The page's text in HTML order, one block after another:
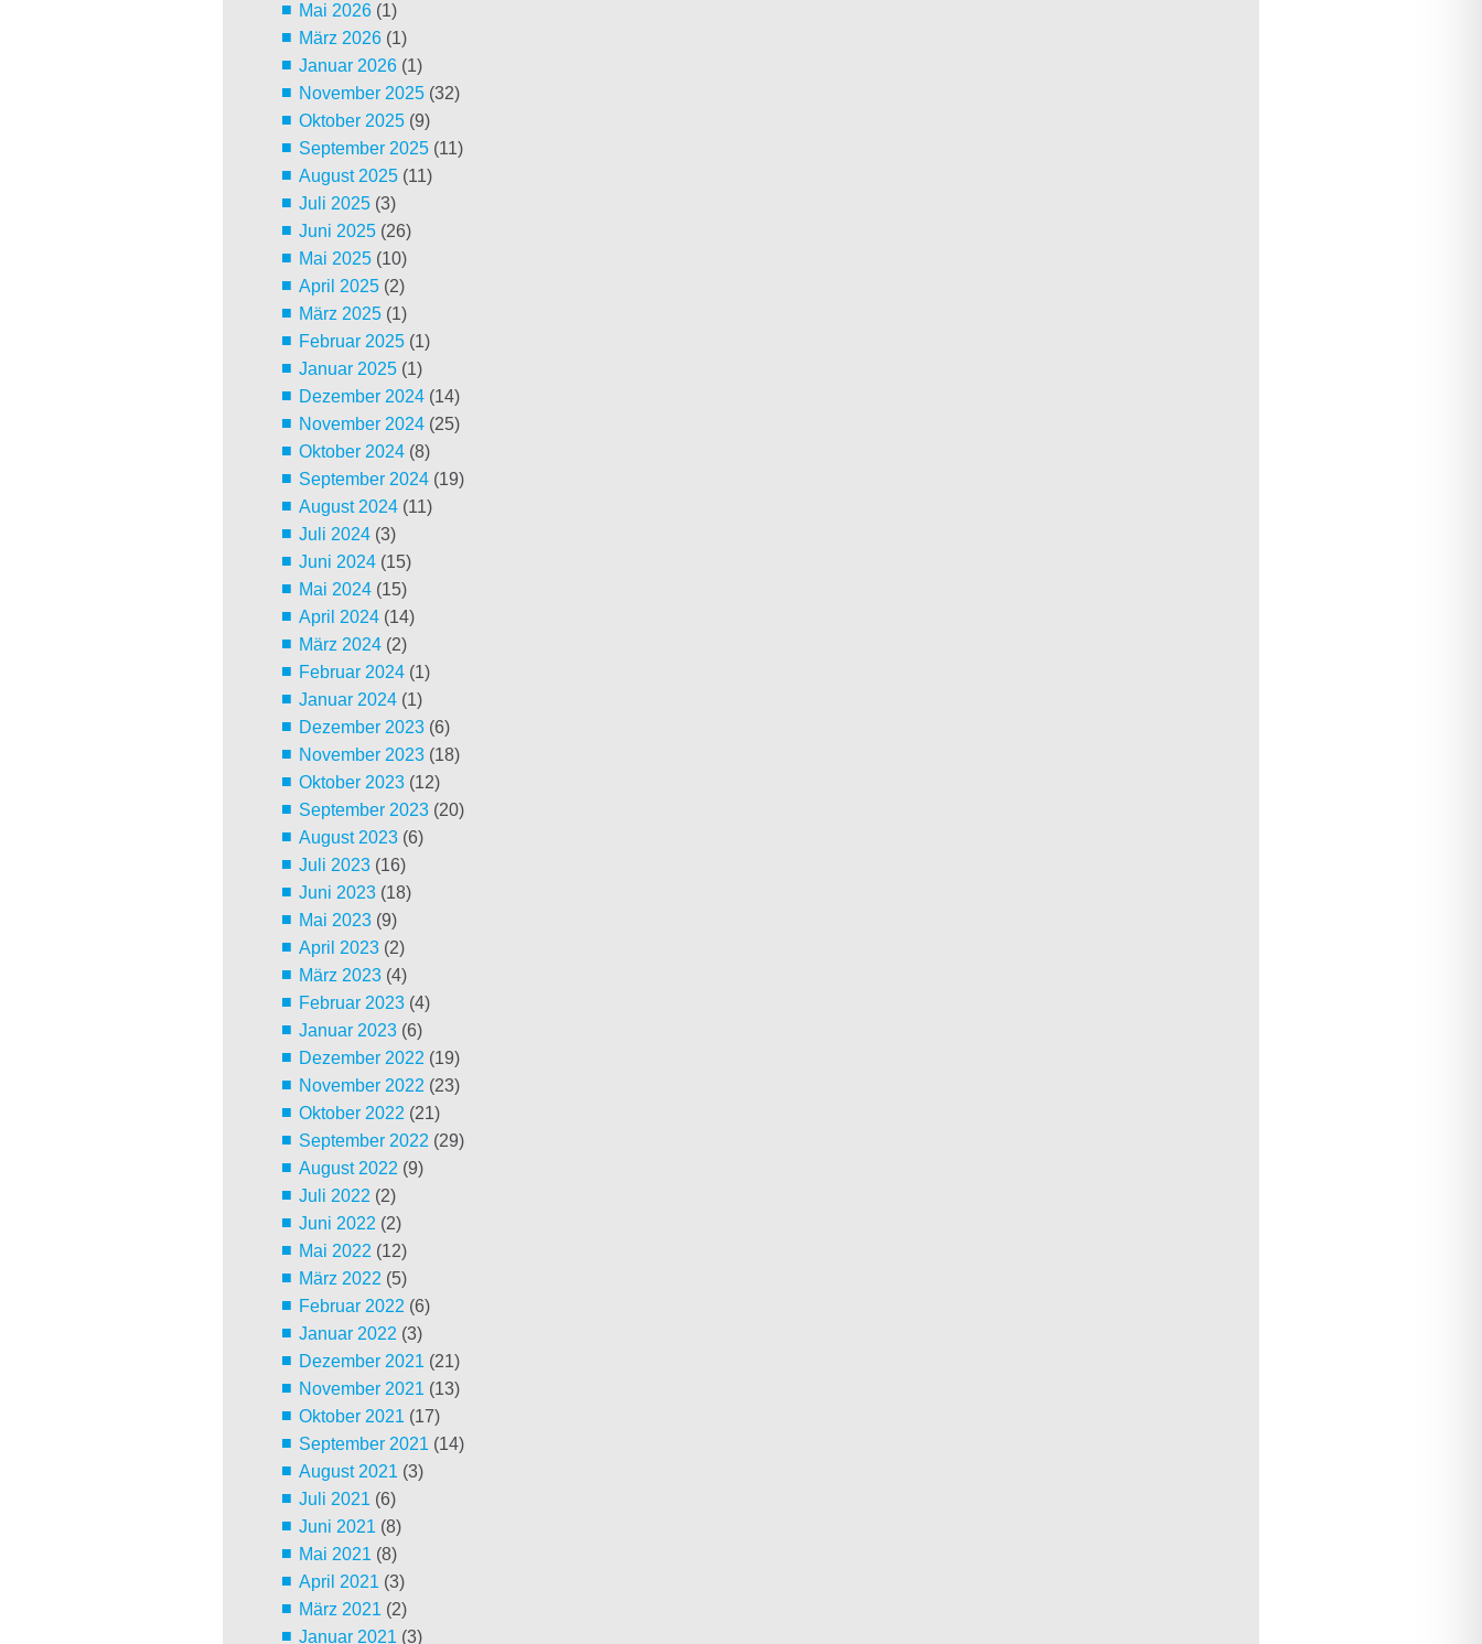
Mai 2026(1)
März 2026(1)
Januar 2026(1)
November 2025(32)
Oktober 2025(9)
September 2025(11)
August 2025(11)
Juli 2025(3)
Juni 2025(26)
Mai 2025(10)
April 2025(2)
März 2025(1)
Februar 2025(1)
Januar 2025(1)
Dezember 2024(14)
November 2024(25)
Oktober 2024(8)
September 2024(19)
August 2024(11)
Juli 2024(3)
Juni 2024(15)
Mai 2024(15)
April 2024(14)
März 2024(2)
Februar 2024(1)
Januar 2024(1)
Dezember 2023(6)
November 2023(18)
Oktober 2023(12)
September 2023(20)
August 2023(6)
Juli 2023(16)
Juni 2023(18)
Mai 2023(9)
April 2023(2)
März 2023(4)
Februar 2023(4)
Januar 2023(6)
Dezember 2022 (19)
November 2022 (23)
Oktober 2022 (21)
September 2022 (29)
August 2022 (9)
Juli 2022 (2)
Juni 2022 (2)
Mai 2022 (12)
März 2022 (5)
Februar 2022 (6)
Januar 2022 (3)
Dezember 2021 (21)
November 2021 (13)
Oktober 2021 (17)
September 2021 (14)
August 2021 (3)
Juli 2021 (6)
Juni 2021 (8)
Mai 2021 (8)
April 2021 (3)
März 2021 (2)
Januar 2021 (3)